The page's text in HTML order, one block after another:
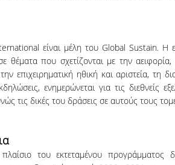
είναι μέλη του Global Sustain. Η
θέματα που σχετίζονται με την
επιχειρηματική ηθική και αριστεία,
ενημερώνεται για τις διεθνείς
τις δικές του δράσεις σε αυτούς τους
του εκτεταμένου προγράμματος